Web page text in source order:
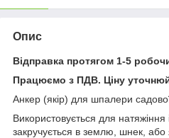
Опис
Відправка протягом 1-5
Працюємо з ПДВ. Ціну
Анкер (якір) для шпалери
Використовується для
закручується в землю, шнек,